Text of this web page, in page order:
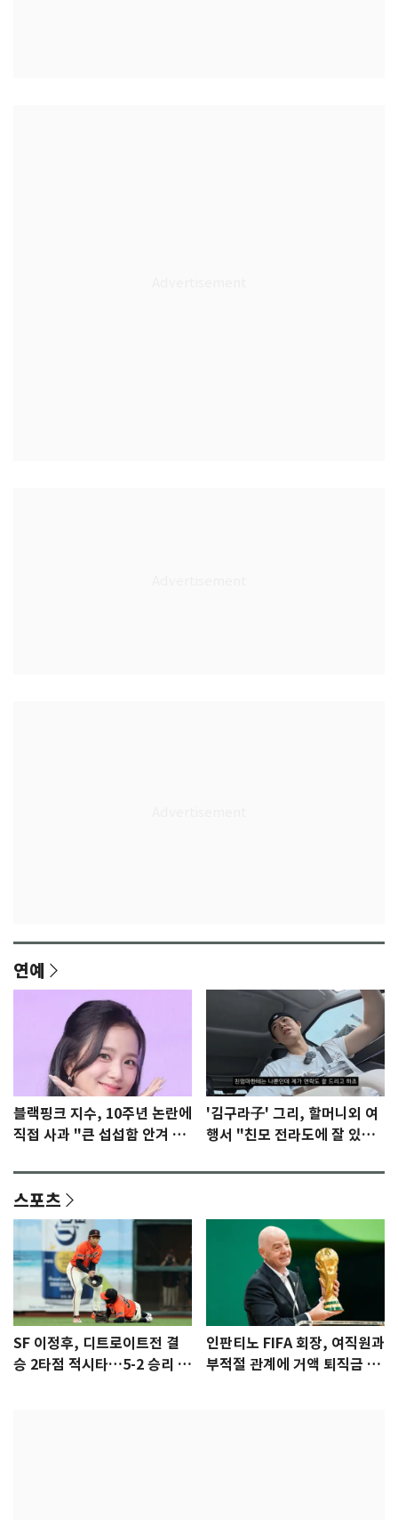
연예
블랙핑크 지수, 10주년 논란에
직접 사과 "큰 섭섭함 안겨 미
'김구라子' 그리, 할머니외 여
행서 "친모 전라도에 잘 있
스포츠
SF 이정후, 디트로이트전 결
승 2타점 적시타…5-2 승리 견
인판티노 FIFA 회장, 여직원과
부적절 관계에 거액 퇴직금 지